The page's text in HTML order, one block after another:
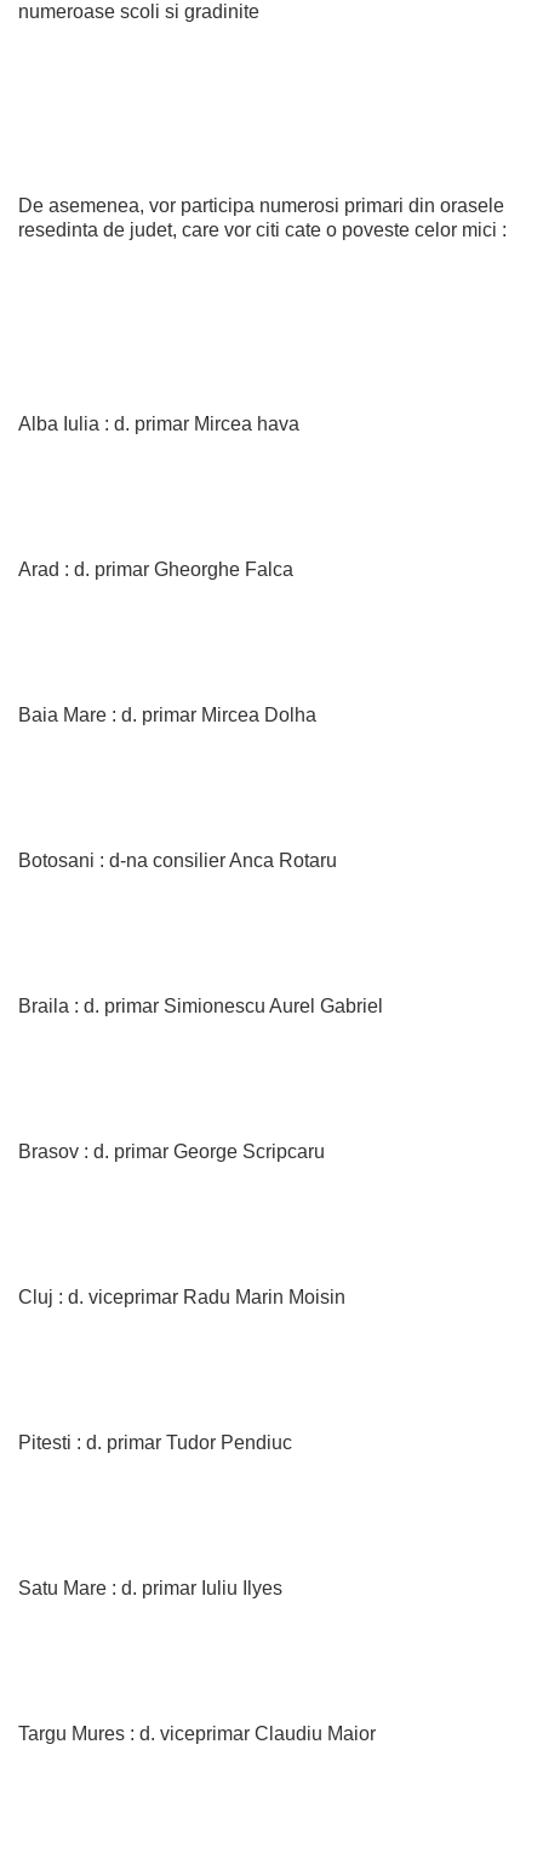
numeroase scoli si gradinite
De asemenea, vor participa numerosi primari din orasele
resedinta de judet, care vor citi cate o poveste celor mici :
Alba Iulia : d. primar Mircea hava
Arad : d. primar Gheorghe Falca
Baia Mare : d. primar Mircea Dolha
Botosani : d-na consilier Anca Rotaru
Braila : d. primar Simionescu Aurel Gabriel
Brasov : d. primar George Scripcaru
Cluj : d. viceprimar Radu Marin Moisin
Pitesti : d. primar Tudor Pendiuc
Satu Mare : d. primar Iuliu Ilyes
Targu Mures : d. viceprimar Claudiu Maior